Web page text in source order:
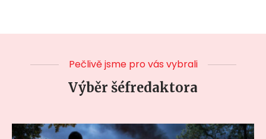
Pečlivě jsme pro vás vybrali
Výběr šéfredaktora